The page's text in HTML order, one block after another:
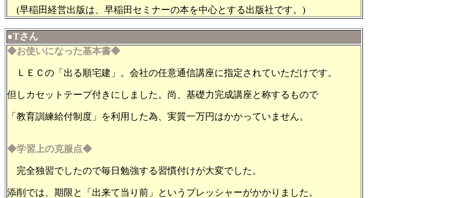
(早稲田経営出版は、早稲田セミナーの本を中心とする出版社です。)
●Тさん
◆お使いになった基本書◆
ＬＥＣの「出る順宅建」。会社の任意通信講座に指定されていただけです。
但しカセットテープ付きにしました。尚、基礎力完成講座と称するもので
「教育訓練給付制度」を利用した為、実質一万円はかかっていません。
◆学習上の克服点◆
完全独習でしたので毎日勉強する習慣付けが大変でした。
添削では、期限と「出来て当り前」というプレッシャーがかかりました。